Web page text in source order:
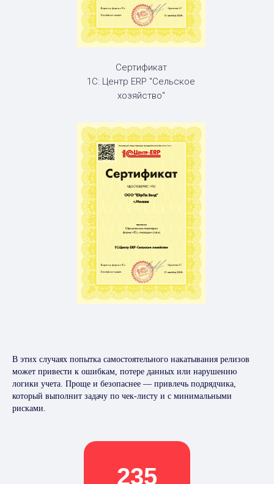
Сертификат
1С: Центр ERP "Сельское
хозяйство"
В этих случаях попытка самостоятельного накатывания релизов
может привести к ошибкам, потере данных или нарушению
логики учета. Проще и безопаснее — привлечь подрядчика,
который выполнит задачу по чек-листу и с минимальными
рисками.
235